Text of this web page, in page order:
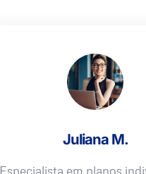
Juliana M.
Especialista em planos